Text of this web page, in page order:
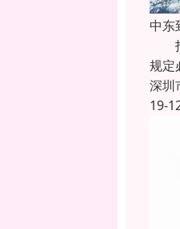
中东
托
规定
深圳
19-